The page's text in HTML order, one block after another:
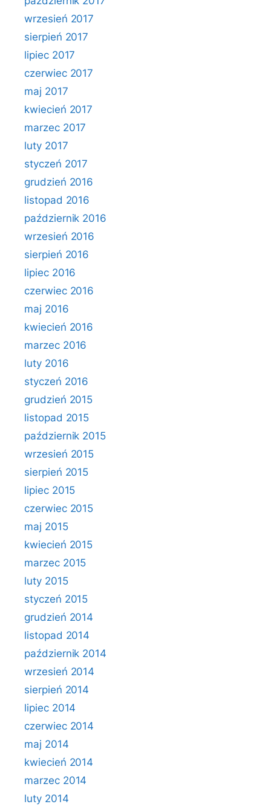
wrzesień 2017
sierpień 2017
lipiec 2017
czerwiec 2017
maj 2017
kwiecień 2017
marzec 2017
luty 2017
styczeń 2017
grudzień 2016
listopad 2016
październik 2016
wrzesień 2016
sierpień 2016
lipiec 2016
czerwiec 2016
maj 2016
kwiecień 2016
marzec 2016
luty 2016
styczeń 2016
grudzień 2015
listopad 2015
październik 2015
wrzesień 2015
sierpień 2015
lipiec 2015
czerwiec 2015
maj 2015
kwiecień 2015
marzec 2015
luty 2015
styczeń 2015
grudzień 2014
listopad 2014
październik 2014
wrzesień 2014
sierpień 2014
lipiec 2014
czerwiec 2014
maj 2014
kwiecień 2014
marzec 2014
luty 2014